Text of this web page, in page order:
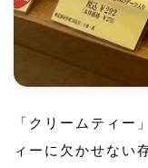
「クリームティー
ィーに欠かせない